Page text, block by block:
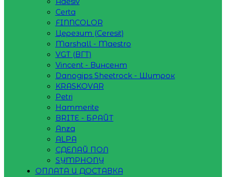
Certa
FINNCOLOR
Церезит (Ceresit)
Marshall - Maestro
VGT (ВГТ)
Vincent - Винсент
Danogips Sheetrock - Шитрок
KRASKOVAR
Petri
Hammerite
BRITE - БРАЙТ
Anza
ALPA
СДЕЛАЙ ПОЛ
SYMPHONY
ОПЛАТА И ДОСТАВКА